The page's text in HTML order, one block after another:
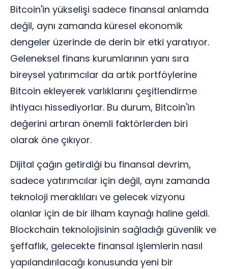
Bitcoin'in yükselişi sadece finansal anlamda
değil, aynı zamanda küresel ekonomik
dengeler üzerinde de derin bir etki yaratıyor.
Geleneksel finans kurumlarının yanı sıra
bireysel yatırımcılar da artık portföylerine
Bitcoin ekleyerek varlıklarını çeşitlendirme
ihtiyacı hissediyorlar. Bu durum, Bitcoin'in
değerini artıran önemli faktörlerden biri
olarak öne çıkıyor.
Dijital çağın getirdiği bu finansal devrim,
sadece yatırımcılar için değil, aynı zamanda
teknoloji meraklıları ve gelecek vizyonu
olanlar için de bir ilham kaynağı haline geldi.
Blockchain teknolojisinin sağladığı güvenlik ve
şeffaflık, gelecekte finansal işlemlerin nasıl
yapılandırılacağı konusunda yeni bir